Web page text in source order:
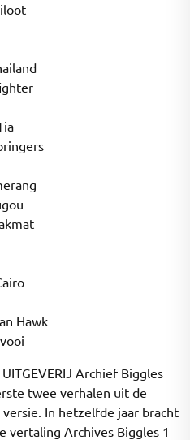
Hawk
Archief Biggles
twee verhalen uit de
In hetzelfde jaar bracht
vertaling Archives Biggles 1